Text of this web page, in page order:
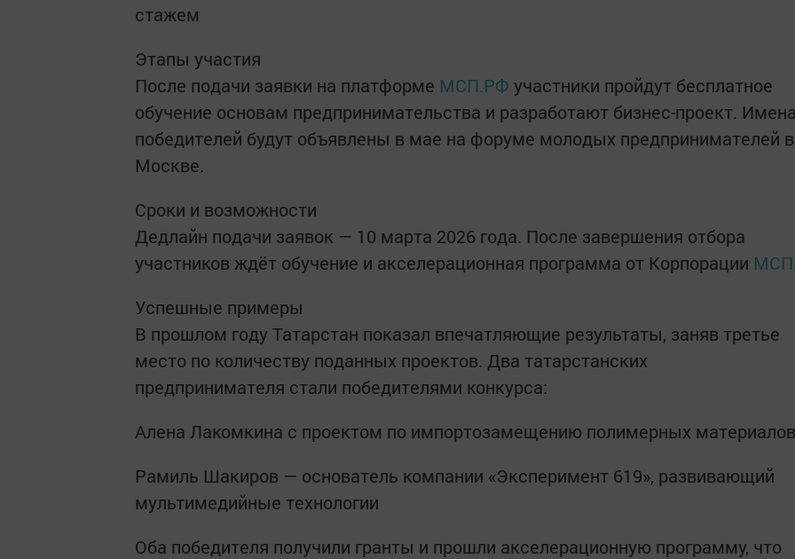
стажем
Этапы участия
После подачи заявки на платформе МСП.РФ участники пройдут бесплатное
обучение основам предпринимательства и разработают бизнес-проект.
победителей будут объявлены в мае на форуме молодых предпринимателей в
Москве.
Сроки и возможности
Дедлайн подачи заявок — 10 марта 2026 года. После завершения отбора
участников ждёт обучение и акселерационная программа от Корпорации МСП
Успешные примеры
В прошлом году Татарстан показал впечатляющие результаты, заняв третье
место по количеству поданных проектов. Два татарстанских
предпринимателя стали победителями конкурса:
Алена Лакомкина с проектом по импортозамещению полимерных материалов
Рамиль Шакиров — основатель компании «Эксперимент 619», развивающий
мультимедийные технологии
Оба победителя получили гранты и прошли акселерационную программу, что